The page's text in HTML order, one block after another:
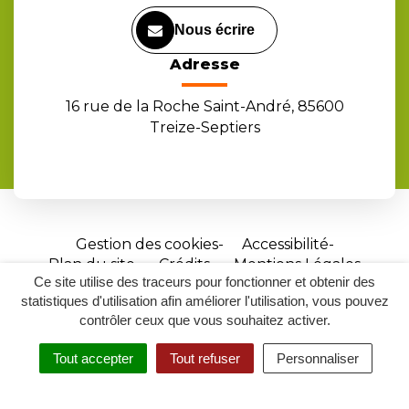
Ce site utilise des traceurs pour fonctionner et obtenir des
statistiques d'utilisation afin améliorer l'utilisation, vous pouvez
contrôler ceux que vous souhaitez activer.
Tout accepter Tout refuser Personnaliser
RECHERCHER
ACCESSIBILITÉ
Nous écrire
Adresse
16 rue de la Roche Saint-André, 85600
Treize-Septiers
Gestion des cookies
Accessibilité
Plan du site
Crédits
Mentions Légales
Site
réalisé
par
Inovagora